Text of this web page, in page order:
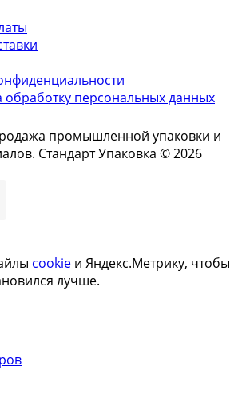
обработку персональных данных
промышленной упаковки и
Стандарт Упаковка © 2026
cookie и Яндекс.Метрику, чтобы
лучше.